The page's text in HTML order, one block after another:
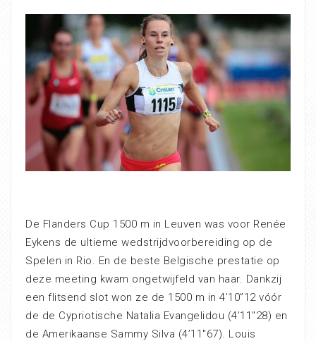
De Flanders Cup 1500 m in Leuven was voor Renée
Eykens de ultieme wedstrijdvoorbereiding op de
Spelen in Rio. En de beste Belgische prestatie op
deze meeting kwam ongetwijfeld van haar. Dankzij
een flitsend slot won ze de 1500 m in 4’10”12 vóór
de de Cypriotische Natalia Evangelidou (4’11″28) en
de Amerikaanse Sammy Silva (4’11″67). Louis